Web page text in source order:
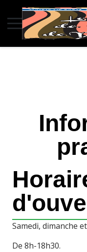
Samedi, dimanche
De 8h-18h30.